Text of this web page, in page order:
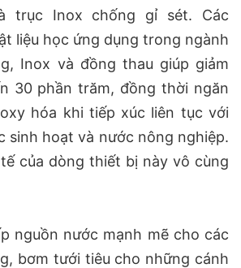
trục Inox chống gỉ sét. Các
liệu học ứng dụng trong ngành
Inox và đồng thau giúp giảm
30 phần trăm, đồng thời ngăn
hóa khi tiếp xúc liên tục với
sinh hoạt và nước nông nghiệp.
của dòng thiết bị này vô cùng
nguồn nước mạnh mẽ cho các
bơm tưới tiêu cho những cánh